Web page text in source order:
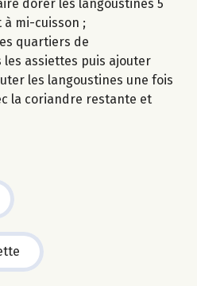
dorer les langoustines 5
mi-cuisson ;
quartiers de
les assiettes puis ajouter
les langoustines une fois
la coriandre restante et